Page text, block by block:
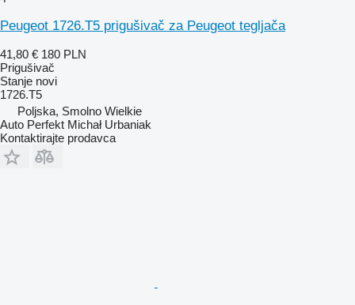
Peugeot 1726.T5 prigušivač za Peugeot tegljača
41,80 € 180 PLN
Prigušivač
Stanje novi
1726.T5
Poljska, Smolno Wielkie
Auto Perfekt Michał Urbaniak
Kontaktirajte prodavca